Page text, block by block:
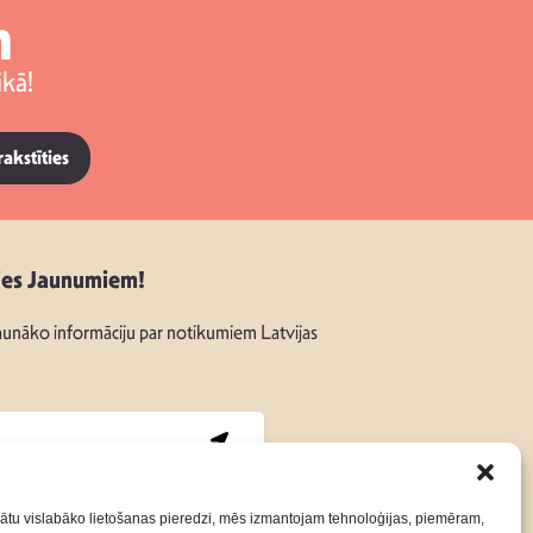
vislabāko lietošanas pieredzi, mēs izmantojam tehnoloģijas, piemēram,
Jaunumiem!
informāciju par notikumiem Latvijas